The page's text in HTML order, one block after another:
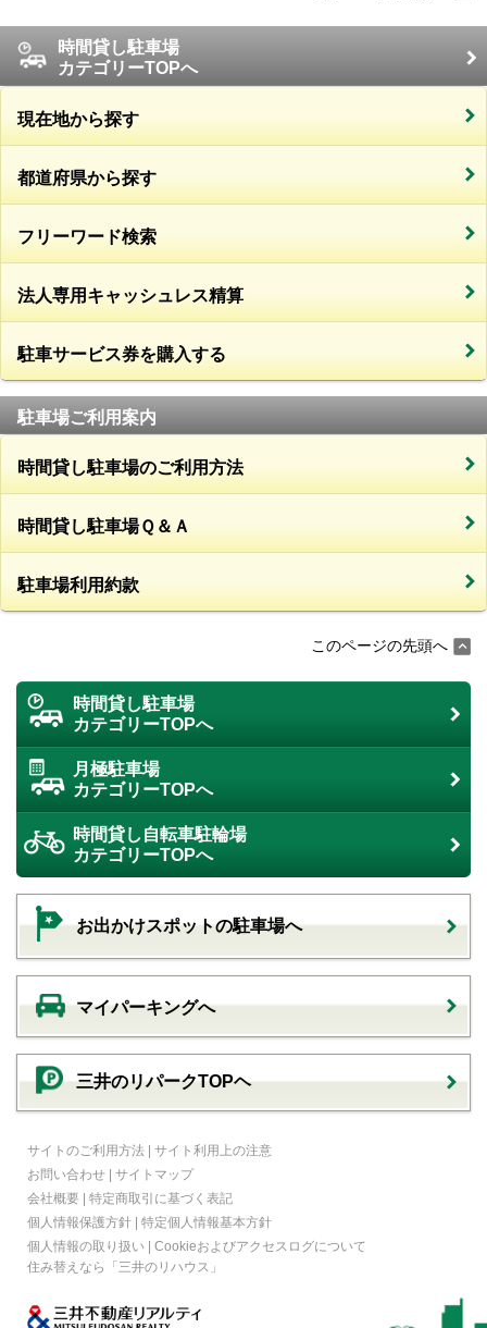
時間貸し駐車場
カテゴリーTOPへ
現在地から探す
都道府県から探す
フリーワード検索
法人専用キャッシュレス精算
駐車サービス券を購入する
駐車場ご利用案内
時間貸し駐車場のご利用方法
時間貸し駐車場Ｑ＆Ａ
駐車場利用約款
このページの先頭へ
時間貸し駐車場
カテゴリーTOPへ
月極駐車場
カテゴリーTOPへ
時間貸し自転車駐輪場
カテゴリーTOPへ
お出かけスポットの駐車場へ
マイパーキングへ
三井のリパークTOPヘ
サイトのご利用方法 | サイト利用上の注意
お問い合わせ | サイトマップ
会社概要 | 特定商取引に基づく表記
個人情報保護方針 | 特定個人情報基本方針
個人情報の取り扱い | Cookieおよびアクセスログについて
住み替えなら
「三井のリハウス」